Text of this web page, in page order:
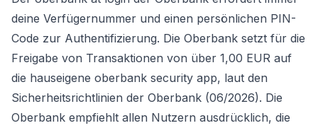
deine Verfügernummer und einen persönlichen PIN-
Code zur Authentifizierung. Die Oberbank setzt für die
Freigabe von Transaktionen von über 1,00 EUR auf
die hauseigene oberbank security app, laut den
Sicherheitsrichtlinien der Oberbank (06/2026). Die
Oberbank empfiehlt allen Nutzern ausdrücklich, die